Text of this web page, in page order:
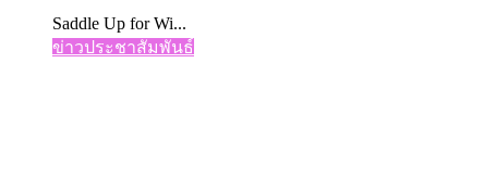
Saddle Up for Wi...
ข่าวประชาสัมพันธ์